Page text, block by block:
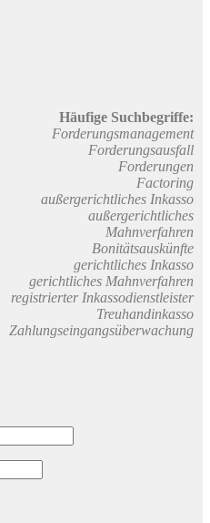
Häufige Suchbegriffe:
Forderungsmanagement
Forderungsausfall
Forderungen
Factoring
außergerichtliches Inkasso
außergerichtliches
Mahnverfahren
Bonitätsauskünfte
gerichtliches Inkasso
gerichtliches Mahnverfahren
registrierter Inkassodienstleister
Treuhandinkasso
Zahlungseingangsüberwachung